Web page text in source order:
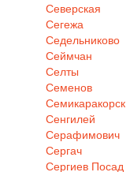
Северская
Сегежа
Седельниково
Сеймчан
Селты
Семенов
Семикаракорск
Сенгилей
Серафимович
Сергач
Сергиев Посад